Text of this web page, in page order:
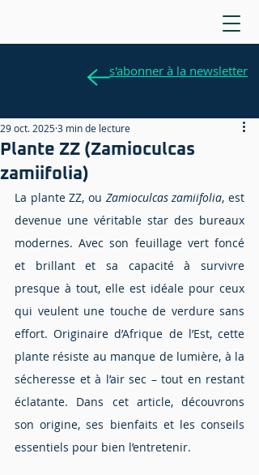
s'abonner à la newsletter
Plante ZZ (Zamioculcas
zamiifolia)
29 oct. 20253 min de lecture
La plante ZZ, ou Zamioculcas zamiifolia, est
devenue une véritable star des bureaux
modernes. Avec son feuillage vert foncé
et brillant et sa capacité à survivre
presque à tout, elle est idéale pour ceux
qui veulent une touche de verdure sans
effort. Originaire d’Afrique de l’Est, cette
plante résiste au manque de lumière, à la
sécheresse et à l’air sec – tout en restant
éclatante. Dans cet article, découvrons
son origine, ses bienfaits et les conseils
essentiels pour bien l’entretenir.